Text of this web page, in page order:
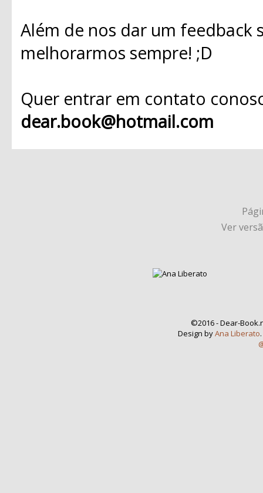
Além de nos dar um
melhorarmos sempre! ;D
Quer entrar em contato
dear.book@hotmail.com
Ver
©2016 - Dear-
Design byAna Liberato